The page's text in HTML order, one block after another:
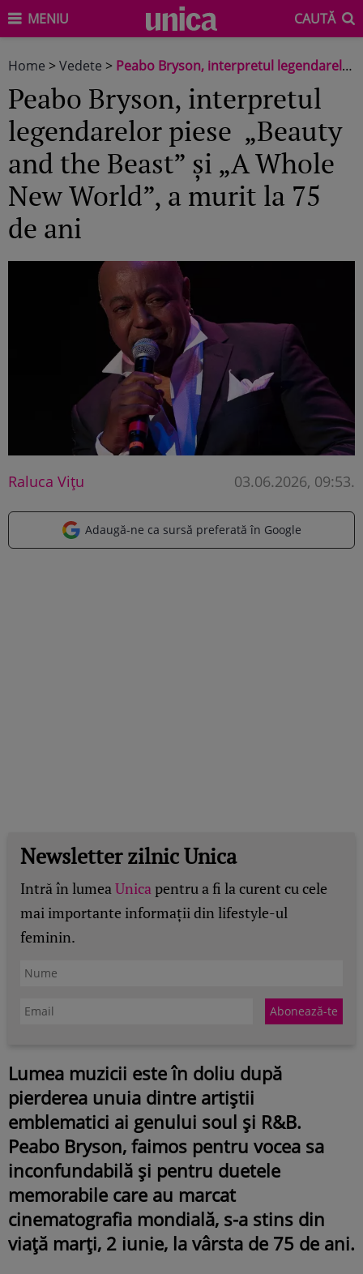
MENIU CAUTĂ
Home >Vedete > Peabo Bryson, interpretul legendarelor piese „Beauty and the Beast” și „A Whole New World”, a murit la 75 de ani
Peabo Bryson, interpretul
legendarelor piese „Beauty
and the Beast” și „A Whole
New World”, a murit la 75
de ani
Raluca Vițu 03.06.2026, 09:53.
Adaugă-ne ca sursă preferată în Google
Newsletter zilnic Unica
Intră în lumeaUnicapentru a fi la curent cu cele
mai importante informații din lifestyle-ul
feminin.
Lumea muzicii este în doliu după
pierderea unuia dintre artiștii
emblematici ai genului soul și R&B.
Peabo Bryson, faimos pentru vocea sa
inconfundabilă și pentru duetele
memorabile care au marcat
cinematografia mondială, s-a stins din
viață marți, 2 iunie, la vârsta de 75 de ani.